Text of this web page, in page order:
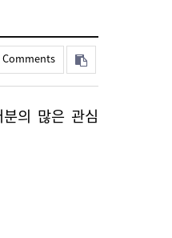
Comments
의 많은 관심